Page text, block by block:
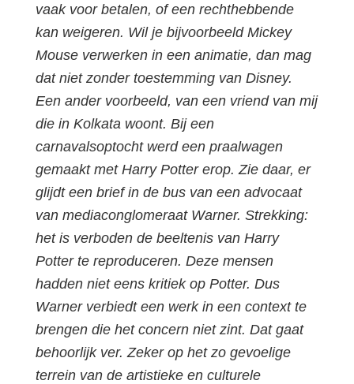
vaak voor betalen, of een rechthebbende
kan weigeren. Wil je bijvoorbeeld Mickey
Mouse verwerken in een animatie, dan mag
dat niet zonder toestemming van Disney.
Een ander voorbeeld, van een vriend van mij
die in Kolkata woont. Bij een
carnavalsoptocht werd een praalwagen
gemaakt met Harry Potter erop. Zie daar, er
glijdt een brief in de bus van een advocaat
van mediaconglomeraat Warner. Strekking:
het is verboden de beeltenis van Harry
Potter te reproduceren. Deze mensen
hadden niet eens kritiek op Potter. Dus
Warner verbiedt een werk in een context te
brengen die het concern niet zint. Dat gaat
behoorlijk ver. Zeker op het zo gevoelige
terrein van de artistieke en culturele